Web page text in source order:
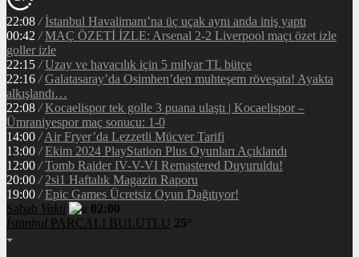
22:08 / İstanbul Havalimanı’na üç uçak aynı anda iniş yaptı
00:42 / MAÇ ÖZETİ İZLE: Arsenal 2-2 Liverpool maçı özet izle
goller izle
22:15 / Uzay ve havacılık için 5 milyar TL bütçe
22:16 / Galatasaray’da Osimhen’den muhteşem röveşata! Ayakta
alkışlandı…
22:08 / Kocaelispor tek golle 3 puana ulaştı | Kocaelispor –
Ümraniyespor maç sonucu: 1-0
14:00 / Air Fryer’da Lezzetli Mücver Tarifi
13:00 / Ekim 2024 PlayStation Plus Oyunları Açıklandı
12:00 / Tomb Raider IV-V-VI Remastered Duyuruldu!
20:00 / 2si1 Haftalık Magazin Raporu
19:00 / Epic Games Ücretsiz Oyun Dağıtıyor!
Sabah Vakti
02:00
İstanbul PARÇALI BULUTLU 25°